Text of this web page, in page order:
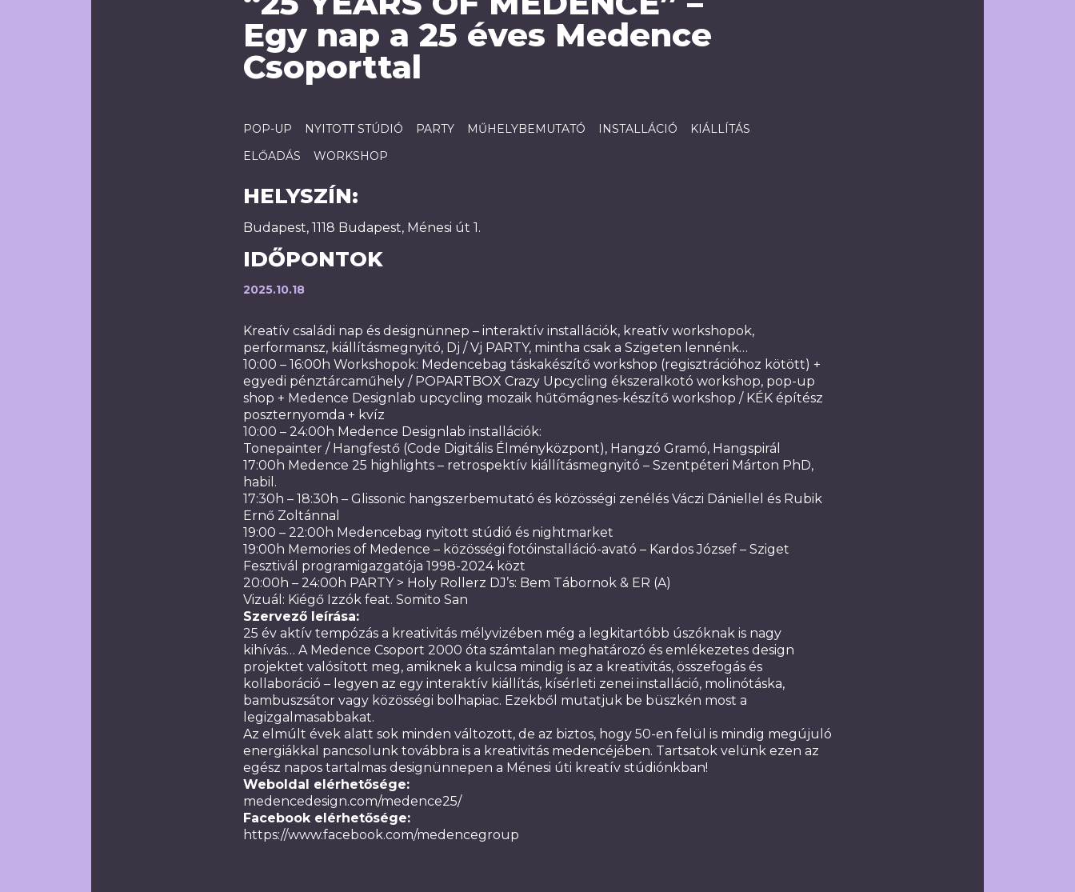
Egy nap a 25 éves Medence
Csoporttal
POP-UP NYITOTT STÚDIÓ PARTY MŰHELYBEMUTATÓ INSTALLÁCIÓ
KIÁLLÍTÁS
ELŐADÁS
WORKSHOP
HELYSZÍN:
Budapest, 1118 Budapest, Ménesi út 1.
IDŐPONTOK
2025.10.18
Kreatív családi nap és designünnep – interaktív installációk, kreatív workshopok,
performansz, kiállításmegnyitó, Dj / Vj PARTY, mintha csak a Szigeten lennénk…
10:00 – 16:00h Workshopok: Medencebag táskakészítő workshop (regisztrációhoz kötött) +
egyedi pénztárcaműhely / POPARTBOX Crazy Upcycling ékszeralkotó workshop, pop-up
shop + Medence Designlab upcycling mozaik hűtőmágnes-készítő workshop / KÉK építész
poszternyomda + kvíz
10:00 – 24:00h Medence Designlab installációk:
Tonepainter / Hangfestő (Code Digitális Élményközpont), Hangzó Gramó, Hangspirál
17:00h Medence 25 highlights – retrospektív kiállításmegnyitó – Szentpéteri Márton PhD,
habil.
17:30h – 18:30h – Glissonic hangszerbemutató és közösségi zenélés Váczi Dániellel és Rubik
Ernő Zoltánnal
19:00 – 22:00h Medencebag nyitott stúdió és nightmarket
19:00h Memories of Medence – közösségi fotóinstalláció-avató – Kardos József – Sziget
Fesztivál programigazgatója 1998-2024 közt
20:00h – 24:00h PARTY > Holy Rollerz DJ’s: Bem Tábornok & ER (A)
Vizuál: Kiégő Izzók feat. Somito San
Szervező leírása:
25 év aktív tempózás a kreativitás mélyvizében még a legkitartóbb úszóknak is nagy
kihívás… A Medence Csoport 2000 óta számtalan meghatározó és emlékezetes design
projektet valósított meg, amiknek a kulcsa mindig is az a kreativitás, összefogás és
kollaboráció – legyen az egy interaktív kiállítás, kísérleti zenei installáció, molinótáska,
bambuszsátor vagy közösségi bolhapiac. Ezekből mutatjuk be büszkén most a
legizgalmasabbakat.
Az elmúlt évek alatt sok minden változott, de az biztos, hogy 50-en felül is mindig megújuló
energiákkal pancsolunk továbbra is a kreativitás medencéjében. Tartsatok velünk ezen az
egész napos tartalmas designünnepen a Ménesi úti kreatív stúdiónkban!
Weboldal elérhetősége:
medencedesign.com/medence25/
Facebook elérhetősége:
https://www.facebook.com/medencegroup